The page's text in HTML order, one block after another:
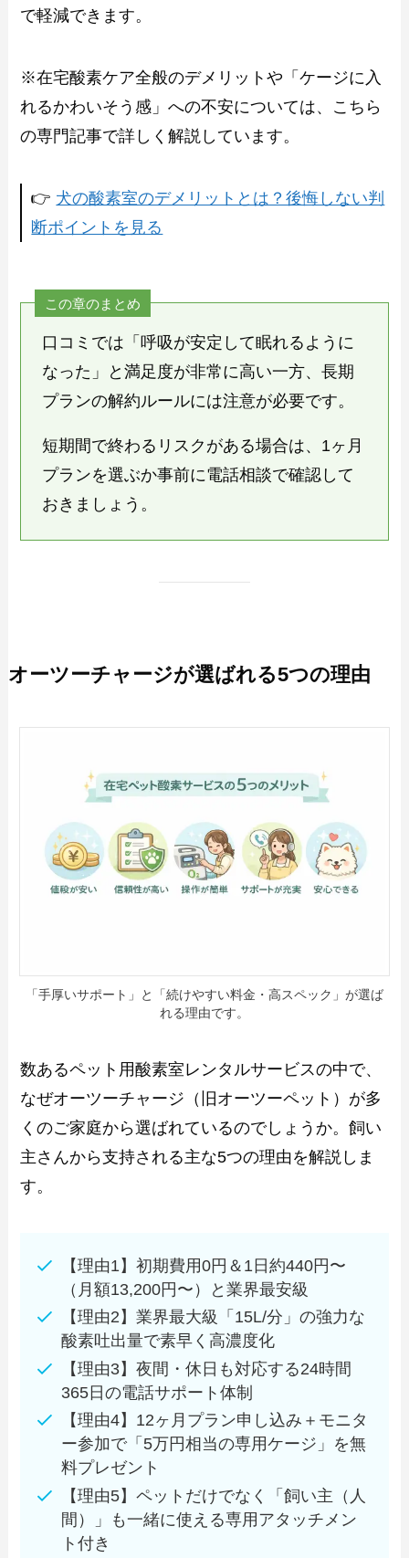
で軽減できます。
※在宅酸素ケア全般のデメリットや「ケージに入
れるかわいそう感」への不安については、こちら
の専門記事で詳しく解説しています。
👉 犬の酸素室のデメリットとは？後悔しない判
断ポイントを見る
この章のまとめ
口コミでは「呼吸が安定して眠れるように
なった」と満足度が非常に高い一方、長期
プランの解約ルールには注意が必要です。
短期間で終わるリスクがある場合は、1ヶ月
プランを選ぶか事前に電話相談で確認して
おきましょう。
オーツーチャージが選ばれる5つの理由
「手厚いサポート」と「続けやすい料金・高スペック」が選ば
れる理由です。
数あるペット用酸素室レンタルサービスの中で、
なぜオーツーチャージ（旧オーツーペット）が多
くのご家庭から選ばれているのでしょうか。飼い
主さんから支持される主な5つの理由を解説しま
す。
【理由1】初期費用0円＆1日約440円〜
（月額13,200円〜）と業界最安級
【理由2】業界最大級「15L/分」の強力な
酸素吐出量で素早く高濃度化
【理由3】夜間・休日も対応する24時間
365日の電話サポート体制
【理由4】12ヶ月プラン申し込み＋モニタ
ー参加で「5万円相当の専用ケージ」を無
料プレゼント
【理由5】ペットだけでなく「飼い主（人
間）」も一緒に使える専用アタッチメン
ト付き